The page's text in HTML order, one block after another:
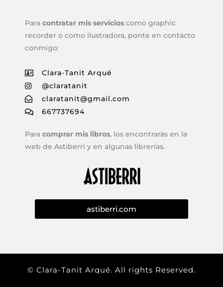
Para contratar mis servicios como graphic
recorder o como ilustradora, ponte en contacto
conmigo:
Clara-Tanit Arqué
@claratanit
claratanit@gmail.com
667737694
Para comprar mis libros, los encontrarás en la
web de Astiberri y en algunas librerías.
astiberri.com
© Clara-Tanit Arqué. All rights Reserved.